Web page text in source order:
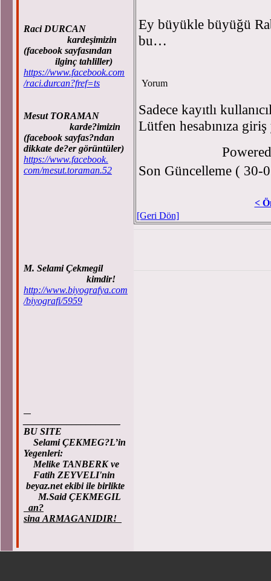
Raci DURCAN
kardeşimizin
(facebook sayfasından
ilginç tahliller)
https://www.facebook.com
/raci.durcan?fref=ts
Mesut TORAMAN
karde?imizin
(facebook sayfas?ndan
dikkate de?er görüntüler)
https://www.facebook.
com/mesut.toraman.52
M. Selami Çekmegil
kimdir!
http://www.biyografya.com
/biyografi/5959
BU SITE
Selami ÇEKMEG?L’in
Yegenleri:
Melike TANBERK ve
Fatih ZEYVELI'nin
beyaz.net ekibi ile birlikte
M.Said ÇEKMEGIL
an?
sina ARMAGANIDIR!
Ey büyükle büyüğü
bu…
Yorum
Sadece kayıtlı
Lütfen hesabınıza
Son Güncelleme ( 30-
<
[Geri Dön]